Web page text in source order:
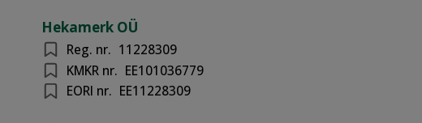
Hekamerk OÜ
Reg. nr. 11228309
KMKR nr. EE101036779
EORI nr. EE11228309